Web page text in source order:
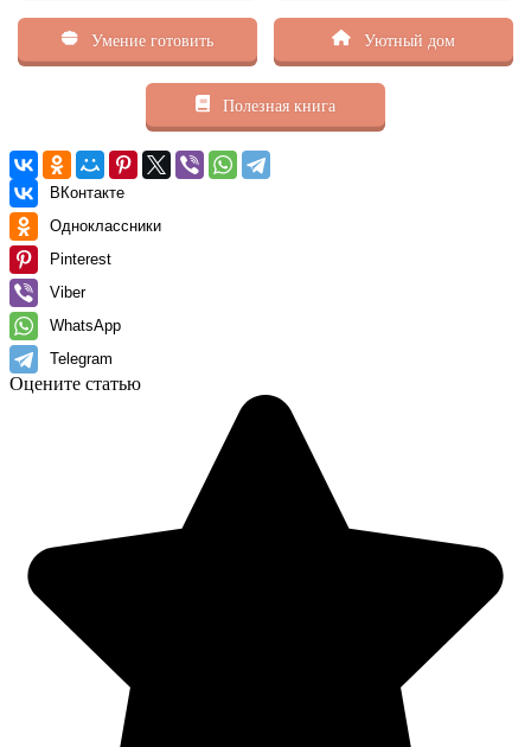
Умение готовить Уютный дом
Полезная книга
ВКонтакте
Одноклассники
Pinterest
Viber
WhatsApp
Telegram
Оцените статью